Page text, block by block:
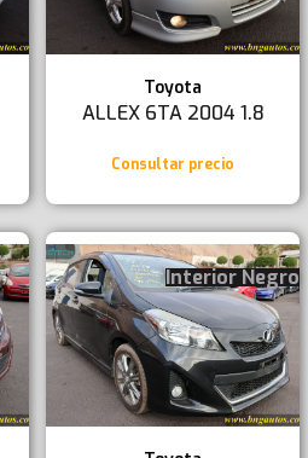
Toyota
ALLEX 6TA 2004 1.8
Consultar precio
Interior Negro